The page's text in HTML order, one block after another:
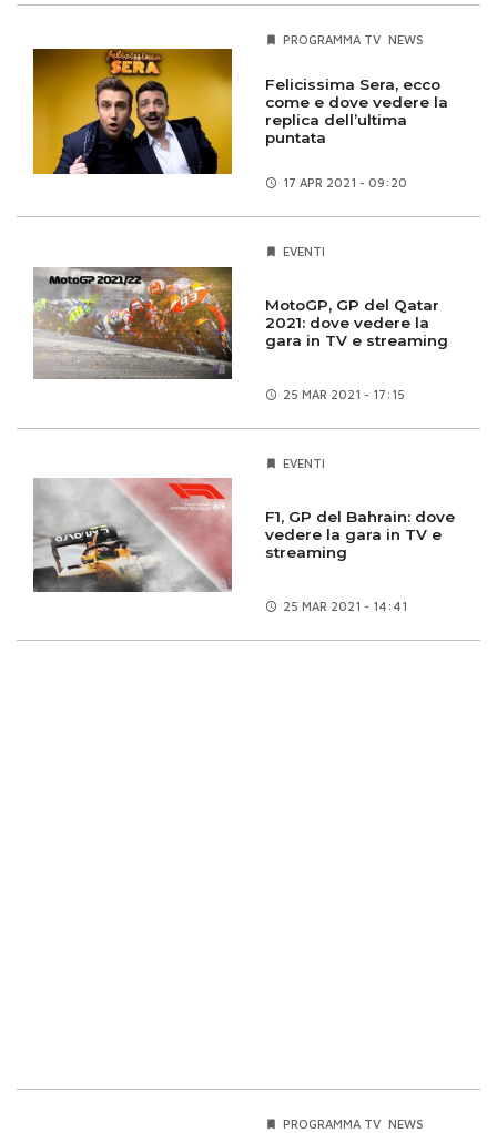
PROGRAMMA TV NEWS
Felicissima Sera, ecco
come e dove vedere la
replica dell’ultima
puntata
17 APR 2021 - 09:20
EVENTI
MotoGP, GP del Qatar
2021: dove vedere la
gara in TV e streaming
25 MAR 2021 - 17:15
EVENTI
F1, GP del Bahrain: dove
vedere la gara in TV e
streaming
25 MAR 2021 - 14:41
PROGRAMMA TV NEWS